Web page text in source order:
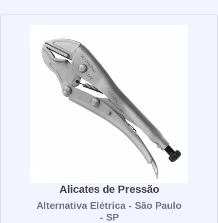
para serem ergonômicos, para que o profissional possa
alicates de eletricista são equipados com lâminas de aço
inoxidável, que são resistentes à corrosão e à oxidação.
Isso significa que eles podem ser usados por muito
tempo sem se desgastar. Os alicates de eletricista são
ferramentas essenciais para qualquer profissional da
área. Eles são projetados para oferecer segurança,
resistência e durabilidade, para que o trabalho possa ser
realizado com eficiência e precisão.
Alicates de Pressão
Alternativa Elétrica - São Paulo
- SP